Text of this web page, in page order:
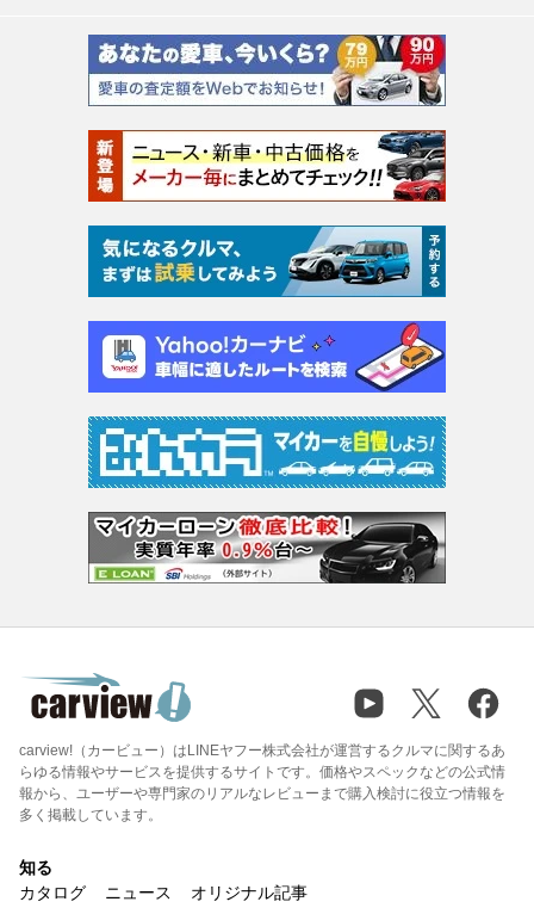
carview!（カービュー）はLINEヤフー株式会社が運営するクルマに関するあ
らゆる情報やサービスを提供するサイトです。価格やスペックなどの公式情
報から、ユーザーや専門家のリアルなレビューまで購入検討に役立つ情報を
多く掲載しています。
知る
カタログ
ニュース オリジナル記事